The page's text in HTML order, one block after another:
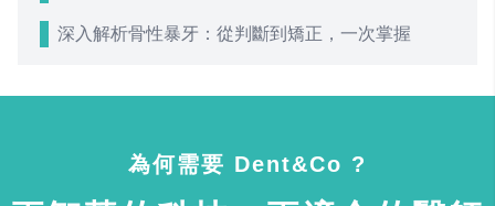
深入解析骨性暴牙：從判斷到矯正，一次掌握
為何需要 Dent&Co ?